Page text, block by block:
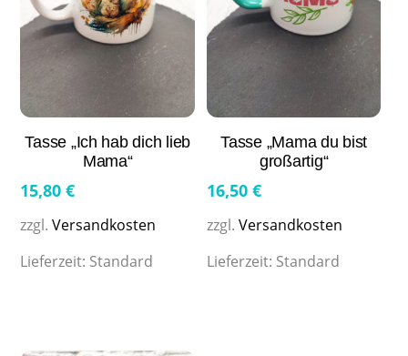
Tasse „Ich hab dich lieb
Mama“
15,80€
zzgl.Versandkosten
Lieferzeit: Standard
Tasse „Mama du bist
großartig“
16,50 €
zzgl. Versandkosten
Lieferzeit: Standard